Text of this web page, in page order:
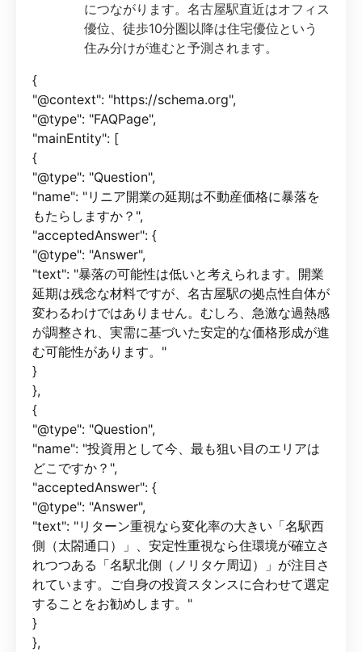
につながります。名古屋駅直近はオフィス
優位、徒歩10分圏以降は住宅優位という
住み分けが進むと予測されます。
{
"@context": "https://schema.org",
"@type": "FAQPage",
"mainEntity": [
{
"@type": "Question",
"name": "リニア開業の延期は不動産価格に暴落を
もたらしますか？",
"acceptedAnswer": {
"@type": "Answer",
"text": "暴落の可能性は低いと考えられます。開業
延期は残念な材料ですが、名古屋駅の拠点性自体が
変わるわけではありません。むしろ、急激な過熱感
が調整され、実需に基づいた安定的な価格形成が進
む可能性があります。"
}
},
{
"@type": "Question",
"name": "投資用として今、最も狙い目のエリアは
どこですか？",
"acceptedAnswer": {
"@type": "Answer",
"text": "リターン重視なら変化率の大きい「名駅西
側（太閤通口）」、安定性重視なら住環境が確立さ
れつつある「名駅北側（ノリタケ周辺）」が注目さ
れています。ご自身の投資スタンスに合わせて選定
することをお勧めします。"
}
},